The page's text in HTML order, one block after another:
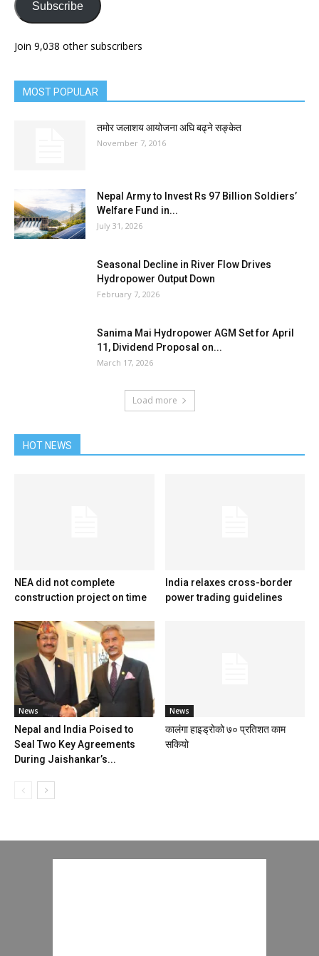
Subscribe
Join 9,038 other subscribers
MOST POPULAR
तमोर जलाशय आयोजना अघि बढ्ने सङ्केत
November 7, 2016
Nepal Army to Invest Rs 97 Billion Soldiers’
Welfare Fund in...
July 31, 2026
Seasonal Decline in River Flow Drives
Hydropower Output Down
February 7, 2026
Sanima Mai Hydropower AGM Set for April
11, Dividend Proposal on...
March 17, 2026
Load more
HOT NEWS
NEA did not complete
construction project on time
India relaxes cross-border
power trading guidelines
News
Nepal and India Poised to
Seal Two Key Agreements
During Jaishankar’s...
News
कालंगा हाइड्रोको ७० प्रतिशत काम
सकियो